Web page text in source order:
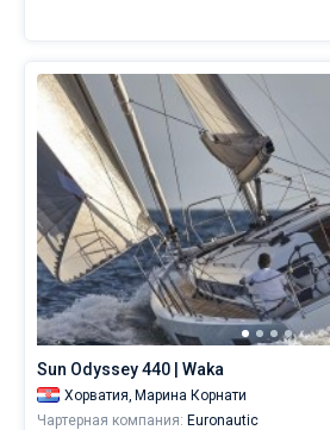
Sun Odyssey 440 | Waka
Хорватия, Марина Корнати
Чартерная компания: Euronautic